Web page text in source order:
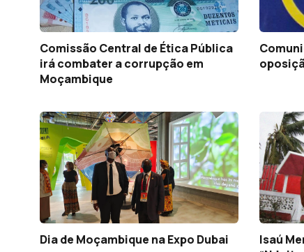
Comissão Central de Ética Pública
irá combater a corrupção em
Moçambique
Dia de Moçambique na Expo Dubai
Isaú